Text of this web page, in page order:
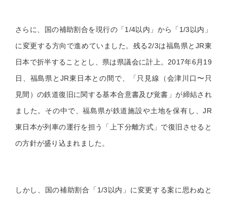
さらに、国の補助割合を現行の「1/4以内」から「1/3以内」
に変更する方向で進めていました。残る2/3は福島県とJR東
日本で折半することとし、県は県議会に計上。2017年6月19
日、福島県とJR東日本との間で、「只見線（会津川口〜只
見間）の鉄道復旧に関する基本合意書及び覚書」が締結され
ました。その中で、福島県が鉄道施設や土地を保有し、JR
東日本が列車の運行を担う「上下分離方式」で復旧させると
の方針が盛り込まれました。
しかし、国の補助割合「1/3以内」に変更する案に思わぬと